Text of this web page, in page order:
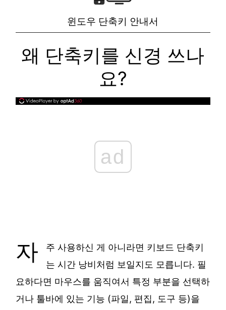
윈도우 단축키 안내서
왜 단축키를 신경 쓰나
요?
ad
자
주 사용하신 게 아니라면 키보드 단축키
는 시간 낭비처럼 보일지도 모릅니다. 필
요하다면 마우스를 움직여서 특정 부분을 선택하
거나 툴바에 있는 기능 (파일, 편집, 도구 등)을